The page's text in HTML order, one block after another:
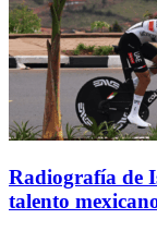
Radiografía de
talento